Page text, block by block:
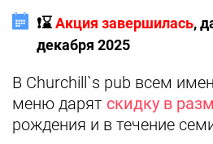
❗️⌛️Акция завершилась,
декабря 2025
В Churchill`s pub всем
меню дарят скидку в
рождения и в течение